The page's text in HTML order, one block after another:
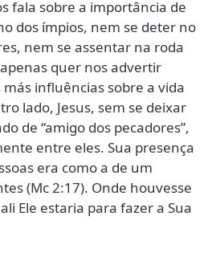
fala sobre a importância de
dos ímpios, nem se deter no
nem se assentar na roda
quer nos advertir
influências sobre a vida
lado, Jesus, sem se deixar
de “amigo dos pecadores”,
entre eles. Sua presença
era como a de um
(Mc 2:17). Onde houvesse
Ele estaria para fazer a Sua